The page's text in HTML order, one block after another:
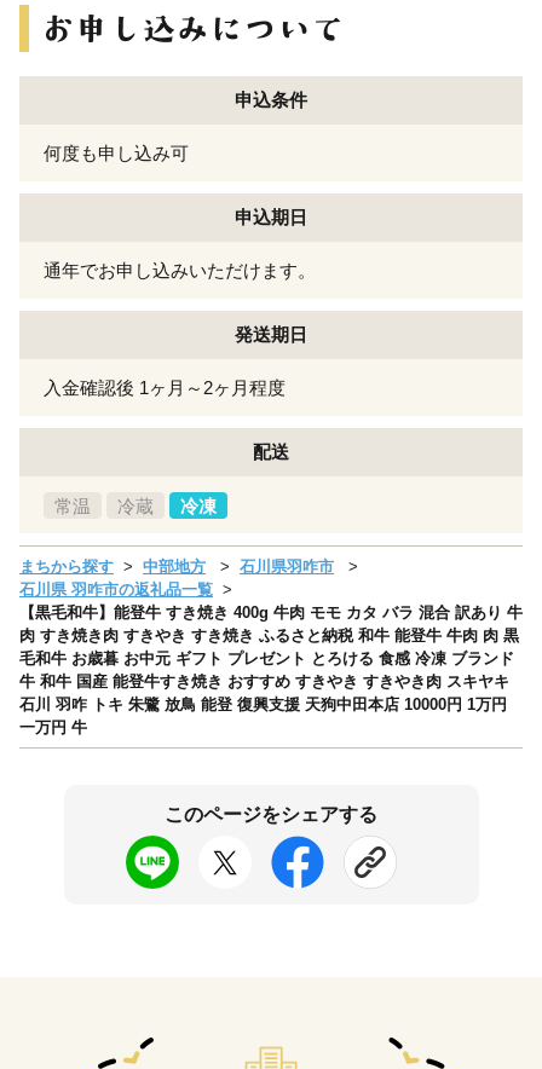
申込条件
何度も申し込み可
申込期日
通年でお申し込みいただけます。
発送期日
入金確認後 1ヶ月～2ヶ月程度
配送
常温 冷蔵 冷凍
まちから探す 中部地方
石川県羽咋市
石川県 羽咋市の返礼品一覧
【黒毛和牛】能登牛 すき焼き 400g 牛肉 モモ カタ バラ 混合 訳あり 牛
肉 すき焼き肉 すきやき すき焼き ふるさと納税 和牛 能登牛 牛肉 肉 黒
毛和牛 お歳暮 お中元 ギフト プレゼント とろける 食感 冷凍 ブランド
牛 和牛 国産 能登牛すき焼き おすすめ すきやき すきやき肉 スキヤキ
石川 羽咋 トキ 朱鷺 放鳥 能登 復興支援 天狗中田本店 10000円 1万円
一万円 牛
このページをシェアする